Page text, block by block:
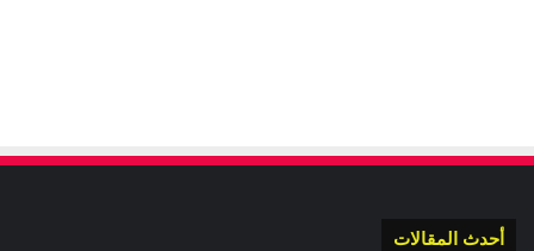
أحدث المقالات